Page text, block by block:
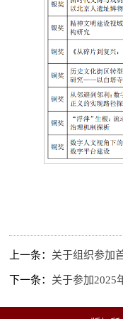
上一条： 关于组织参加首
下一条： 关于参加2025